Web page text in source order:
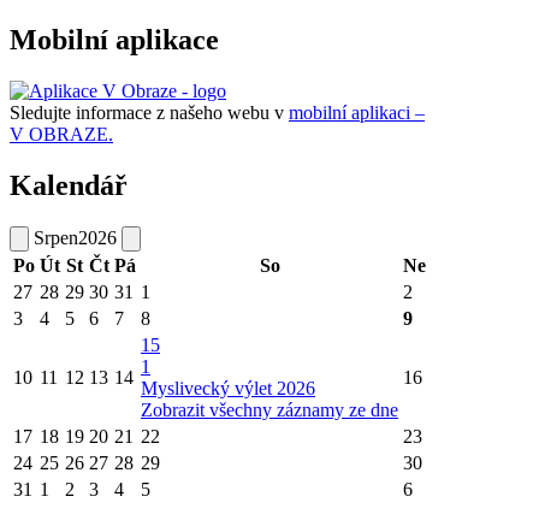
Mobilní aplikace
Sledujte informace z našeho webu v mobilní aplikaci –
V OBRAZE.
Kalendář
Srpen2026
Po Út St Čt Pá So
Ne
27 28 29 30 31 1
2
3
4 5 6 7 8 9
10 11 12 13 14
15
1
Myslivecký výlet 2026
Zobrazit všechny záznamy ze dne
16
17 18 19 20 21 22
23
24 25 26 27 28 29
30
31 1 2 3 4 5 6